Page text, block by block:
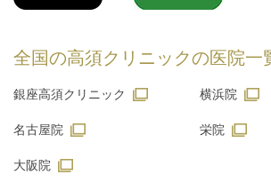
全国の高須クリニックの医院一
銀座高須クリニック 横浜院
名古屋院 栄院
大阪院